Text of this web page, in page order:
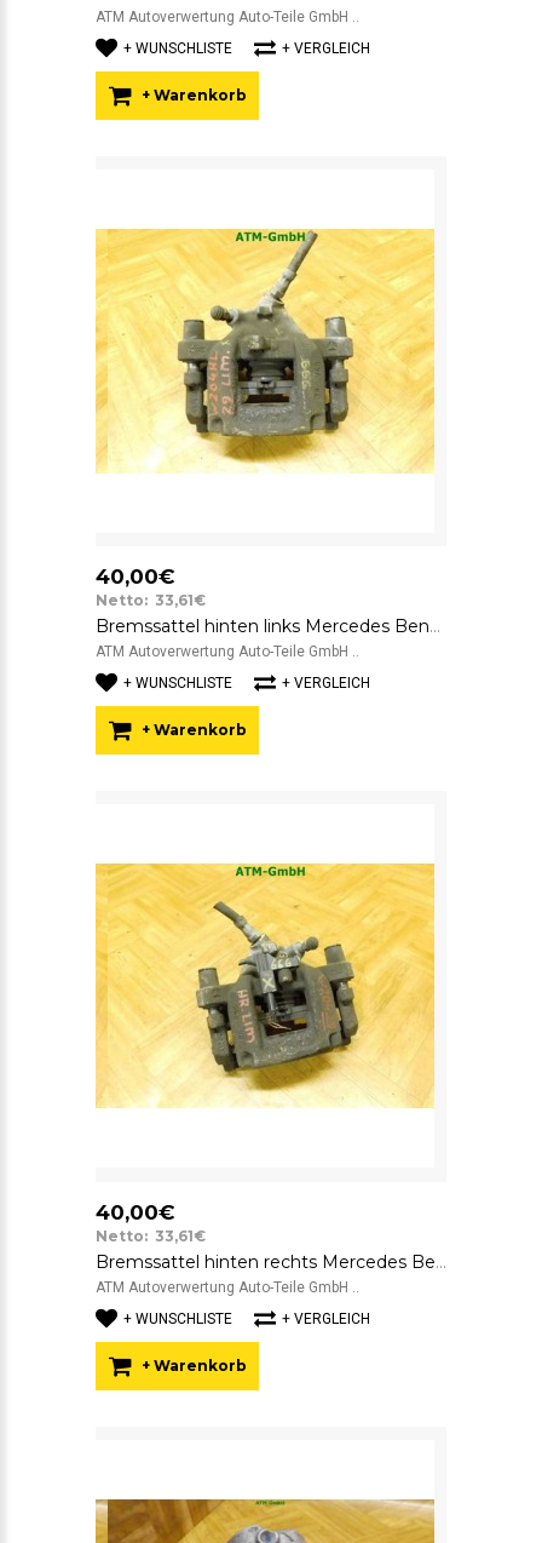
ATM Autoverwertung Auto-Teile GmbH ..
+ WUNSCHLISTE
+ VERGLEICH
+ Warenkorb
40,00€
Netto: 33,61€
Bremssattel hinten links Mercedes Benz C-Klasse W204 Limousine ATE 38
ATM Autoverwertung Auto-Teile GmbH ..
+ WUNSCHLISTE
+ VERGLEICH
+ Warenkorb
40,00€
Netto: 33,61€
Bremssattel hinten rechts Mercedes Benz C-Klasse W204 Limousine ATE 38
ATM Autoverwertung Auto-Teile GmbH ..
+ WUNSCHLISTE
+ VERGLEICH
+ Warenkorb